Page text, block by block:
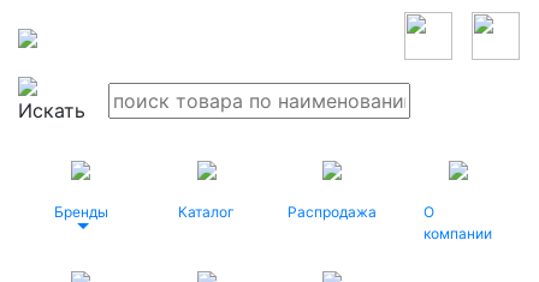
Бренды Каталог Распродажа
О
компании